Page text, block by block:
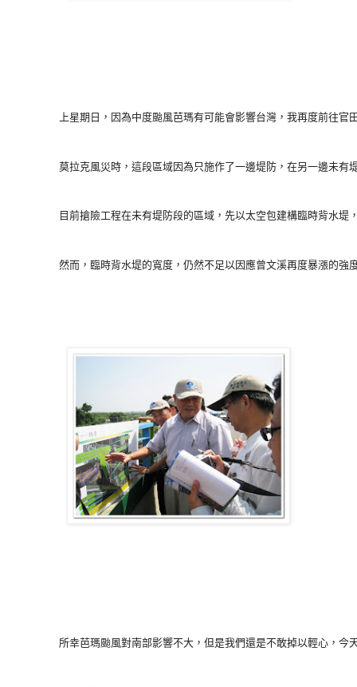
莫拉克風災時，這段區域因為只施作了一邊堤防，在另一邊未有
目前搶險工程在未有堤防段的區域，先以太空包建構臨時背水堤
然而，臨時背水堤的寬度，仍然不足以因應曾文溪再度暴漲的強
所幸芭瑪颱風對南部影響不大，但是我們還是不敢掉以輕心，今